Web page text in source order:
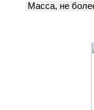
Масса, не